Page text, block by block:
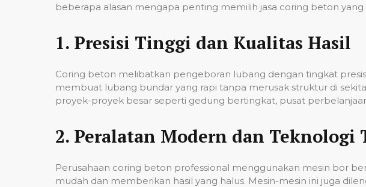
beberapa alasan mengapa penting memilih jasa coring beton
1. Presisi Tinggi dan Kualitas Hasil
Coring beton melibatkan pengeboran lubang dengan tingkat
membuat lubang bundar yang rapi tanpa merusak struktur di
proyek-proyek besar seperti gedung bertingkat, pusat
2. Peralatan Modern dan Teknologi
Perusahaan coring beton professional menggunakan mesin bor
mudah dan memberikan hasil yang halus. Mesin-mesin ini juga